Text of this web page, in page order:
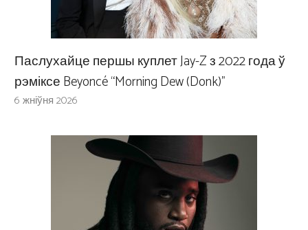
Паслухайце першы куплет Jay-Z з 2022 года ў
рэміксе Beyoncé “Morning Dew (Donk)”
6 жніўня 2026